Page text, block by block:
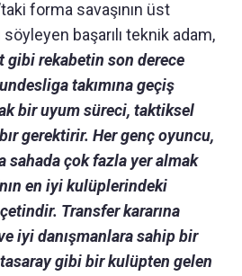
forma savaşının üst
başarılı teknik adam,
gibi rekabetin son derece
takımına geçiş
bir uyum süreci, taktiksel
gerektirir. Her genç oyuncu,
sahada çok fazla yer almak
en iyi kulüplerindeki
Transfer kararına
iyi danışmanlara sahip bir
gibi bir kulüpten gelen